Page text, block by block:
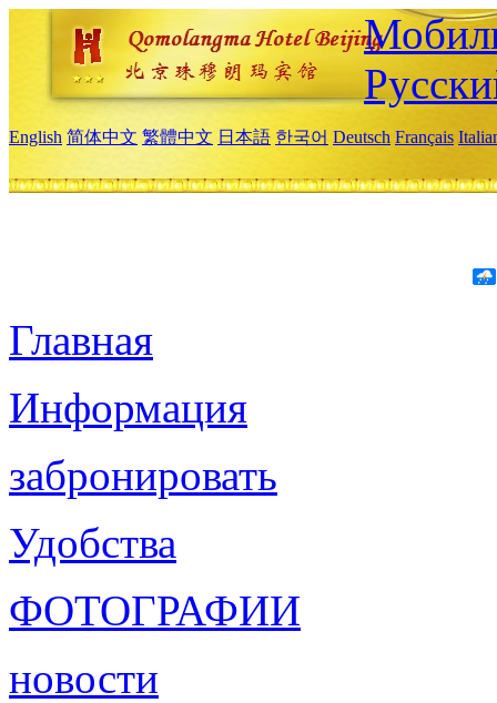
English 简体中文 繁體中文 日本語 한국어 Deutsch Français
Главная
Информация
забронировать
Удобства
ФОТОГРАФИИ
новости